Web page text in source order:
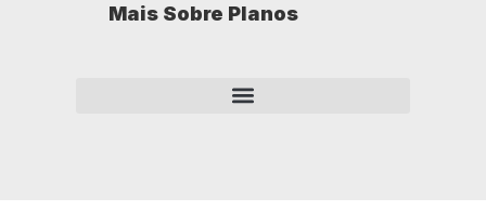
Mais Sobre Planos